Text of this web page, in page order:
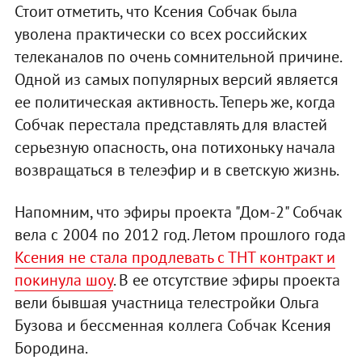
Стоит отметить, что Ксения Собчак была
уволена практически со всех российских
телеканалов по очень сомнительной причине.
Одной из самых популярных версий является
ее политическая активность. Теперь же, когда
Собчак перестала представлять для властей
серьезную опасность, она потихоньку начала
возвращаться в телеэфир и в светскую жизнь.
Напомним, что эфиры проекта "Дом-2" Собчак
вела с 2004 по 2012 год. Летом прошлого года
Ксения не стала продлевать с ТНТ контракт и
покинула шоу. В ее отсутствие эфиры проекта
вели бывшая участница телестройки Ольга
Бузова и бессменная коллега Собчак Ксения
Бородина.